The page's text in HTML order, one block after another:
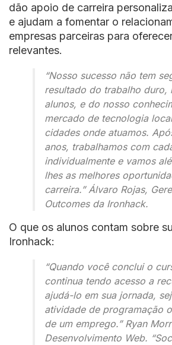
dão apoio de carreira
e ajudam a fomentar o
empresas parceiras para
relevantes.
“Nosso sucesso não tem
resultado do trabalho duro,
alunos, e do nosso
mercado de tecnologia
cidades onde atuamos.
anos, trabalhamos com
individualmente e vamos
lhes as melhores
carreira.” Álvaro Rojas,
Outcomes da Ironhack.
O que os alunos contam sobre
Ironhack:
“Quando você conclui o
continua tendo acesso a
ajudá-lo em sua jornada,
atividade de programação
de um emprego.” Ryan
Desenvolvimento Web.